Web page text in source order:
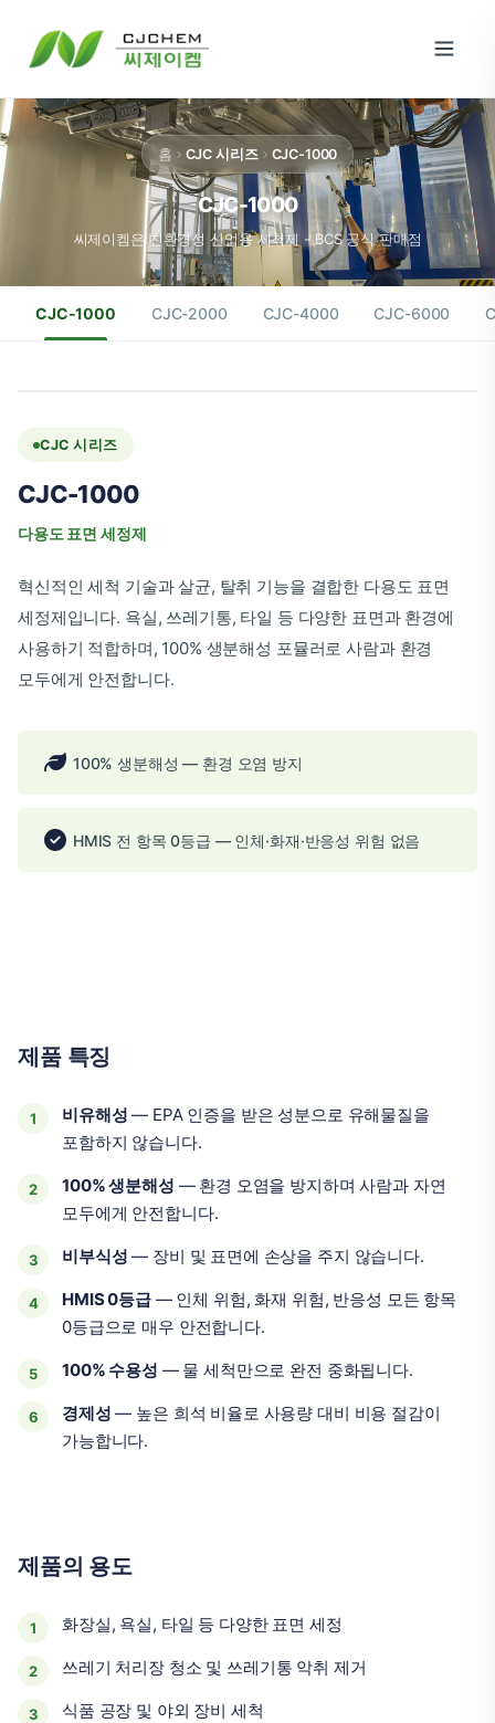
홈 CJC 시리즈 CJC-1000
CJC-1000
씨제이켐은 친환경성 산업용 세척제 - BCS 공식 판매점
CJC-1000 CJC-2000 CJC-4000 CJC-6000
CJC 시리즈
CJC-1000
다용도 표면 세정제
혁신적인 세척 기술과 살균, 탈취 기능을 결합한 다용도 표면
세정제입니다. 욕실, 쓰레기통, 타일 등 다양한 표면과 환경에
사용하기 적합하며, 100% 생분해성 포뮬러로 사람과 환경
모두에게 안전합니다.
100% 생분해성 — 환경 오염 방지
HMIS 전 항목 0등급 — 인체·화재·반응성 위험 없음
제품 특징
비유해성 — EPA 인증을 받은 성분으로 유해물질을
포함하지 않습니다.
100% 생분해성 — 환경 오염을 방지하며 사람과 자연
모두에게 안전합니다.
비부식성 — 장비 및 표면에 손상을 주지 않습니다.
HMIS 0등급— 인체 위험, 화재 위험, 반응성 모든 항목
0등급으로 매우 안전합니다.
100% 수용성 — 물 세척만으로 완전 중화됩니다.
경제성 — 높은 희석 비율로 사용량 대비 비용 절감이
가능합니다.
제품의 용도
화장실, 욕실, 타일 등 다양한 표면 세정
쓰레기 처리장 청소 및 쓰레기통 악취 제거
식품 공장 및 야외 장비 세척